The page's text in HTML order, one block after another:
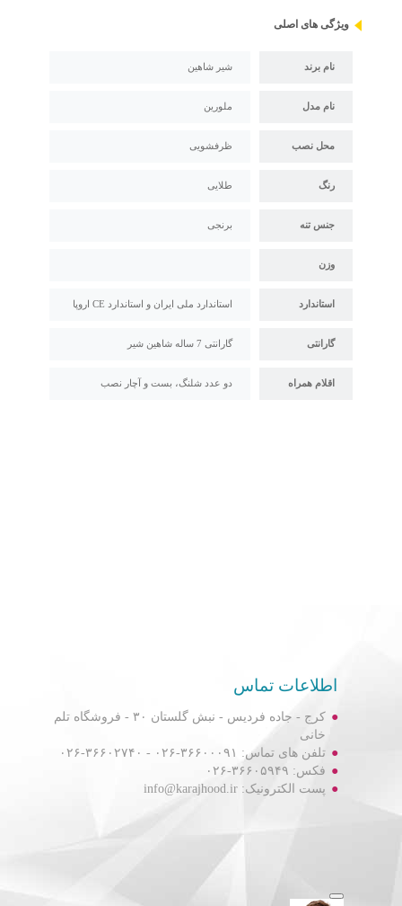
ویژگی های اصلی
نام برند شیر شاهین
نام مدل ملورین
محل نصب ظرفشویی
رنگ طلایی
جنس تنه برنجی
وزن
استاندارد استاندارد ملی ایران و استاندارد CE اروپا
گارانتی گارانتی 7 ساله شاهین شیر
اقلام همراه دو عدد شلنگ، بست و آچار نصب
اطلاعات تماس
کرج - جاده فردیس - نبش گلستان ۳۰ - فروشگاه تلم
خانی
تلفن های تماس: ۳۶۶۰۰۰۹۱-۰۲۶ - ۳۶۶۰۲۷۴۰-۰۲۶
فکس: ۳۶۶۰۵۹۴۹-۰۲۶
پست الکترونیک: info@karajhood.ir